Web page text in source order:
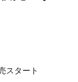
スタート